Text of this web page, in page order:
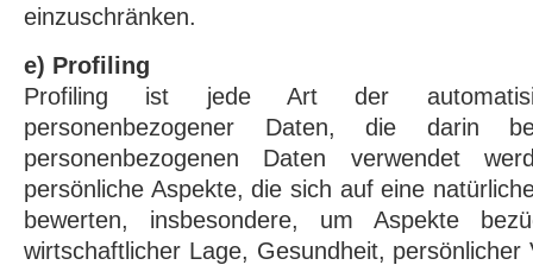
einzuschränken.
e) Profiling
Profiling ist jede Art der
personenbezogener Daten, die darin
personenbezogenen Daten verwendet
persönliche Aspekte, die sich auf eine
bewerten, insbesondere, um Aspekte
wirtschaftlicher Lage, Gesundheit, persönlicher